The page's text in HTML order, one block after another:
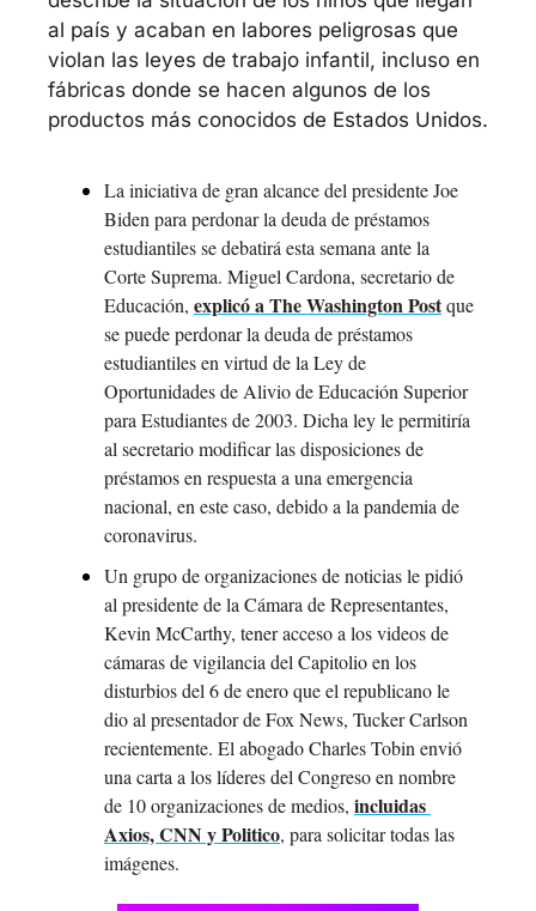
al país y acaban en labores peligrosas que
violan las leyes de trabajo infantil, incluso en
fábricas donde se hacen algunos de los
productos más conocidos de Estados Unidos.
La iniciativa de gran alcance del presidente Joe
Biden para perdonar la deuda de préstamos
estudiantiles se debatirá esta semana ante la
Corte Suprema. Miguel Cardona, secretario de
Educación, explicó a The Washington Post que
se puede perdonar la deuda de préstamos
estudiantiles en virtud de la Ley de
Oportunidades de Alivio de Educación Superior
para Estudiantes de 2003. Dicha ley le permitiría
al secretario modificar las disposiciones de
préstamos en respuesta a una emergencia
nacional, en este caso, debido a la pandemia de
coronavirus.
Un grupo de organizaciones de noticias le pidió
al presidente de la Cámara de Representantes,
Kevin McCarthy, tener acceso a los videos de
cámaras de vigilancia del Capitolio en los
disturbios del 6 de enero que el republicano le
dio al presentador de Fox News, Tucker Carlson
recientemente. El abogado Charles Tobin envió
una carta a los líderes del Congreso en nombre
de 10 organizaciones de medios, incluidas
Axios, CNN y Politico, para solicitar todas las
imágenes.